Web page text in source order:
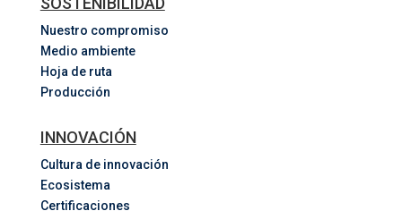
Nuestro compromiso
Medio ambiente
Hoja de ruta
Producción
INNOVACIÓN
Cultura de innovación
Ecosistema
Certificaciones